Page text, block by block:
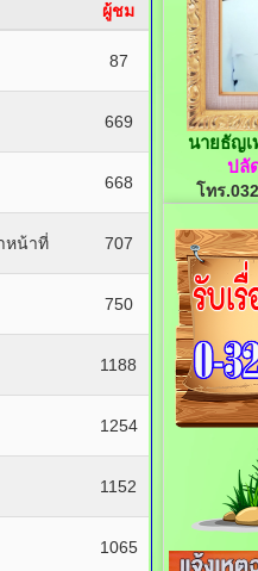
ผู้ชม
87
669
668
หน้าที่ 707
750
1188
1254
1152
1065
นายธัญ
ปลั
โทร